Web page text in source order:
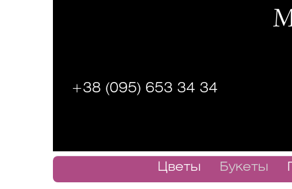
+38 (095) 653 34 34
Цветы Букеты